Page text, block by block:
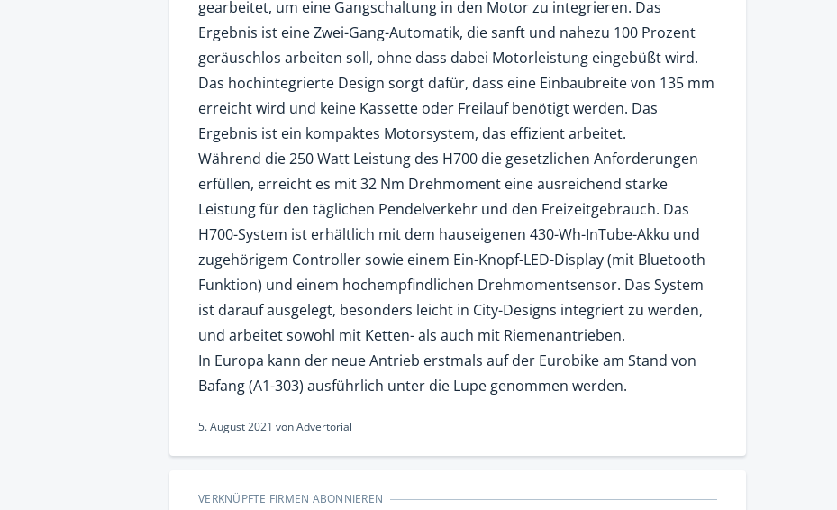
gearbeitet, um eine Gangschaltung in den Motor zu integrieren. Das
Ergebnis ist eine Zwei-Gang-Automatik, die sanft und nahezu 100 Prozent
geräuschlos arbeiten soll, ohne dass dabei Motorleistung eingebüßt wird.
Das hochintegrierte Design sorgt dafür, dass eine Einbaubreite von 135 mm
erreicht wird und keine Kassette oder Freilauf benötigt werden. Das
Ergebnis ist ein kompaktes Motorsystem, das effizient arbeitet.
Während die 250 Watt Leistung des H700 die gesetzlichen Anforderungen
erfüllen, erreicht es mit 32 Nm Drehmoment eine ausreichend starke
Leistung für den täglichen Pendelverkehr und den Freizeitgebrauch. Das
H700-System ist erhältlich mit dem hauseigenen 430-Wh-InTube-Akku und
zugehörigem Controller sowie einem Ein-Knopf-LED-Display (mit Bluetooth
Funktion) und einem hochempfindlichen Drehmomentsensor. Das System
ist darauf ausgelegt, besonders leicht in City-Designs integriert zu werden,
und arbeitet sowohl mit Ketten- als auch mit Riemenantrieben.
In Europa kann der neue Antrieb erstmals auf der Eurobike am Stand von
Bafang (A1-303) ausführlich unter die Lupe genommen werden.
5. August 2021 vonAdvertorial
VERKNÜPFTE FIRMEN ABONNIEREN